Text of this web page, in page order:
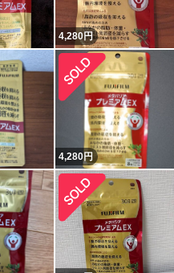
4,280円
4,280円